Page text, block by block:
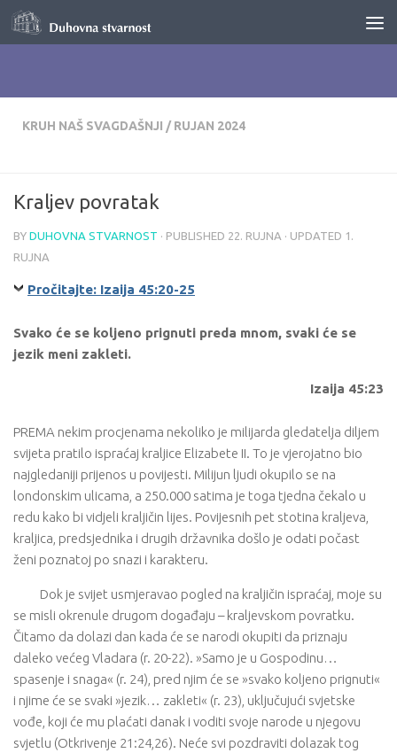
Skip to content
KRUH NAŠ SVAGDAŠNJI / RUJAN 2024
Kraljev povratak
BY DUHOVNA STVARNOST · PUBLISHED 22. RUJNA · UPDATED 1.
RUJNA
Pročitajte: Izaija 45:20-25
Svako će se koljeno prignuti preda mnom, svaki će se
jezik meni zakleti.
Izaija 45:23
PREMA nekim procjenama nekoliko je milijarda gledatelja diljem
svijeta pratilo ispraćaj kraljice Elizabete II. To je vjerojatno bio
najgledaniji prijenos u povijesti. Milijun ljudi okupilo se na
londonskim ulicama, a 250.000 satima je toga tjedna čekalo u
redu kako bi vidjeli kraljičin lijes. Povijesnih pet stotina kraljeva,
kraljica, predsjednika i drugih državnika došlo je odati počast
ženi poznatoj po snazi i karakteru.
Dok je svijet usmjeravao pogled na kraljičin ispraćaj, moje su
se misli okrenule drugom događaju – kraljevskom povratku.
Čitamo da dolazi dan kada će se narodi okupiti da priznaju
daleko većeg Vladara (r. 20-22). »Samo je u Gospodinu…
spasenje i snaga« (r. 24), pred njim će se »svako koljeno prignuti«
i njime će se svaki »jezik… zakleti« (r. 23), uključujući svjetske
vođe, koji će mu plaćati danak i voditi svoje narode u njegovu
svjetlu (Otkrivenje 21:24,26). Neće svi pozdraviti dolazak tog